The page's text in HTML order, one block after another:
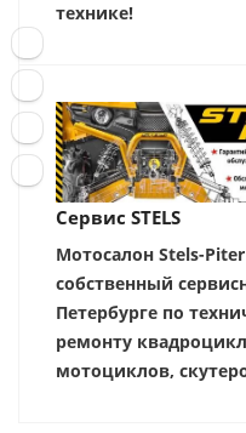
технике!
Сервис STELS
Мотосалон Stels-
собственный
Петербурге по
ремонту
мотоциклов,